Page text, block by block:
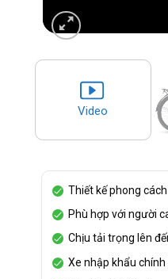
Video
Thiết kế phong cách
Phù hợp với người
Chịu tải trọng lên
Xe nhập khẩu chính